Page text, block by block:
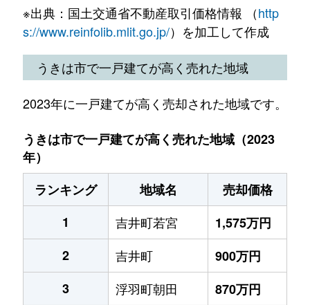
※出典：国土交通省不動産取引価格情報 （http
s://www.reinfolib.mlit.go.jp/）を加工して作成
うきは市で一戸建てが高く売れた地域
2023年に一戸建てが高く売却された地域です。
うきは市で一戸建てが高く売れた地域（2023
年）
ランキング
地域名
売却価格
1
吉井町若宮
1,575万円
2
吉井町
900万円
3
浮羽町朝田
870万円